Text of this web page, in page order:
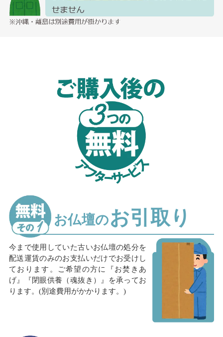
お仏壇のお引取り
今まで使用していた古いお仏壇の処分を
配送運賃のみのお支払いだけでお受けし
ております。ご希望の方に『お焚きあ
げ』『閉眼供養（魂抜き）』を承ってお
ります。(別途費用がかかります。)